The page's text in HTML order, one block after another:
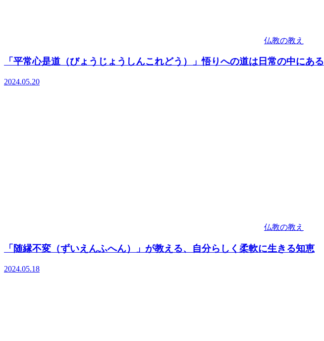
仏教の教え
「平常心是道（びょうじょうしんこれどう）」悟りへの道は日常の中にある
2024.05.20
仏教の教え
「随縁不変（ずいえんふへん）」が教える、自分らしく柔軟に生きる知恵
2024.05.18